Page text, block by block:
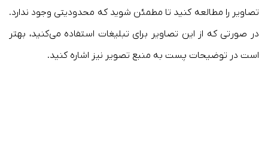
تصاویر را مطالعه کنید تا مطمئن شوید که محدودیتی وجود ندارد.
در صورتی که از این تصاویر برای تبلیغات استفاده می‌کنید، بهتر
است در توضیحات پست به منبع تصویر نیز اشاره کنید.